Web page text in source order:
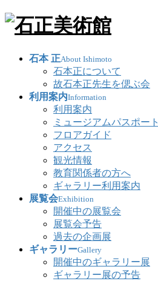
石本 正About Ishimoto
石本正について
故石本正先生を偲ぶ会
利用案内Information
利用案内
ミュージアムパスポート
フロアガイド
アクセス
観光情報
教育関係者の方へ
ギャラリー利用案内
展覧会Exhibition
開催中の展覧会
展覧会予告
過去の企画展
ギャラリーGallery
開催中のギャラリー展
ギャラリー展の予告